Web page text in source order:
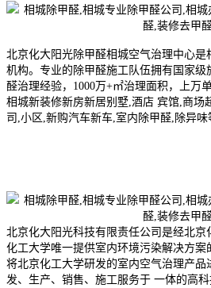
北京化大阳光除甲醛相城空气治理中心是
机构。专业的除甲醛施工队伍拥有国家级
醛治理经验，1000万+㎡治理面积，上万
相城新装修新房新居别墅,酒店 宾馆,商场
司,小区,新购汽车新车,室内除甲醛,除异味
北京化大阳光科技有限责任公司是经北
化工大学唯一提供室内环境污染解决方
将北京化工大学研发的室内空气治理产
发、生产、销售、施工服务于 一体的高